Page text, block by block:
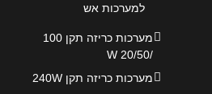
למערכות אש
מערכות כריזה תקן 100
/20/50 W
מערכות כריזה תקן 240W